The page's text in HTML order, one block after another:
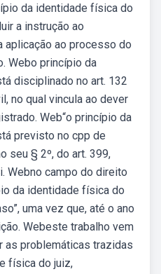
da identidade física do
a instrução ao
aplicação ao processo do
Webo princípio da
disciplinado no art. 132
no qual vincula ao dever
Web“o princípio da
previsto no cpp de
seu § 2º, do art. 399,
Webno campo do direito
da identidade física do
uma vez que, até o ano
Webeste trabalho vem
as problemáticas trazidas
física do juiz,